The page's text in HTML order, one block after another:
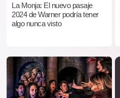
La Monja: El nuevo pasaje
2024 de Warner podría tener
algo nunca visto